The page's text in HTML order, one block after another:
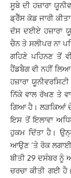
ਸੂਬੇ ਦੀ ਹਜ਼ਾਰਾ
ਡ੍ਰੈੱਸ ਕੋਡ ਜਾਰੀ
ਦੱਸ ਦਈਏ ਹਜ਼ਾਰਾ
ਚੈਨ ਤੇ ਸਲੀਪਰ ਨਾ
ਗਹਿਣੇ ਪਹਿਨਣ ਤੋਂ
ਹੈਂਡਬੈਗ ਵੀ ਨਹੀਂ
ਹਜ਼ਾਰਾ
ਨਿੱਕੇ ਵਾਲ ਰੱਖਣ ਤੇ
ਗਿਆ ਹੈ। ਲੜਕਿਆਂ ਦੇ
ਇਸ ਤੋਂ ਇਲਾਵਾ
ਹੁਕਮ ਦਿੱਤਾ ਹੈ।
ਆਉਣ ‘ਤੇ ਰੋਕ
ਬੀਤੀ 29 ਦਸੰਬਰ ਨੂੰ
ਚਰਚਾ ਕੀਤੀ ਗਈ